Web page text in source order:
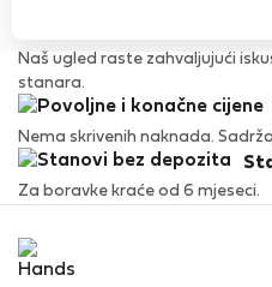
Naš ugled raste zahvaljujući
stanara.
Nema skrivenih naknada.
Za boravke kraće od 6 mjeseci.